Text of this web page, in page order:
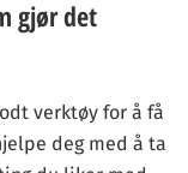
gjør det
verktøy for å få
deg med å ta